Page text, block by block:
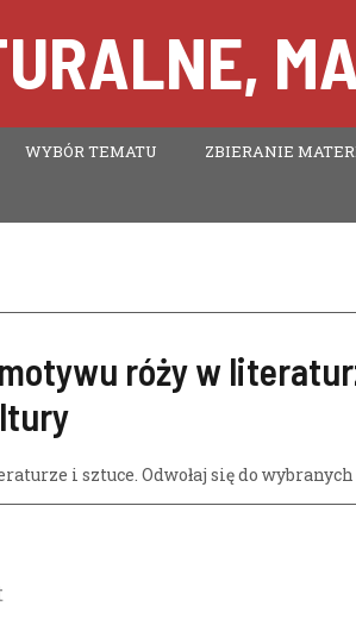
WYBÓR TEMATU ZBIERANIE
róży w
i sztuce. Odwołaj się do